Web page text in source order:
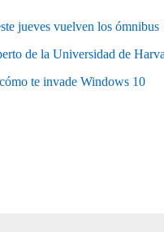
jueves vuelven los ómnibus
de la Universidad de
te invade Windows 10